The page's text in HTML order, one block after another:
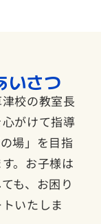
いさつ
校の教室長
がけて指導
場」を目指
。お子様は
も、お困り
いたしま